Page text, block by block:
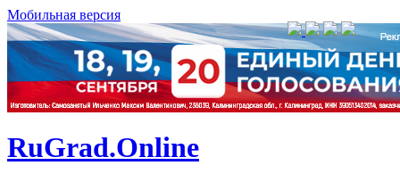
Мобильная версия
RuGrad.Online